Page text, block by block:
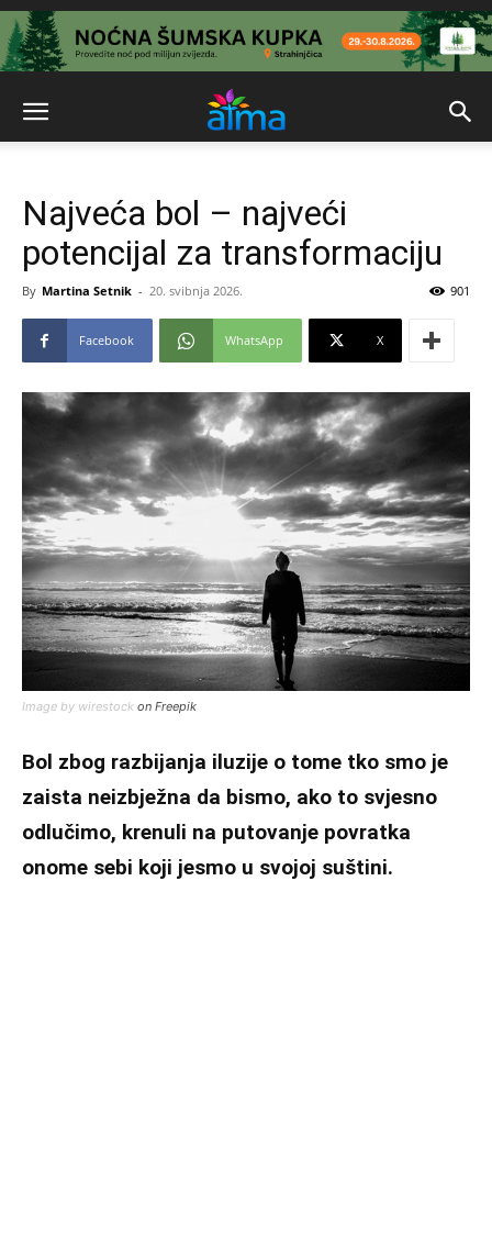
Najveća bol – najveći
potencijal za transformaciju
By Martina Setnik - 20. svibnja 2026. 901
Facebook WhatsApp X
Image by wirestock on Freepik
Bol zbog razbijanja iluzije o tome tko smo je
zaista neizbježna da bismo, ako to svjesno
odlučimo, krenuli na putovanje povratka
onome sebi koji jesmo u svojoj suštini.